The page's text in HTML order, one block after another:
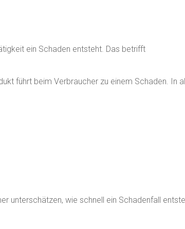
ein Schaden entsteht. Das betrifft
führt beim Verbraucher zu einem Schaden. In
unterschätzen, wie schnell ein Schadenfall